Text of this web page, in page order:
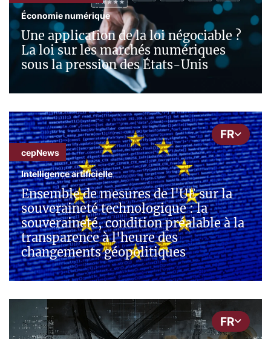
Économie numérique
Une application de la loi négociable ?
La loi sur les marchés numériques
sous la pression des États-Unis
FR
cepNews
Intelligence artificielle
Ensemble de mesures de l'UE sur la
souveraineté technologique : la
souveraineté, condition préalable à la
transparence à l'heure des
changements géopolitiques
FR